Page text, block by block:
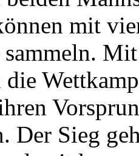
mit
Der Sieg